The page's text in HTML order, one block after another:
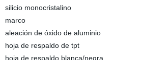
silicio monocristalino
marco
aleación de óxido de aluminio
hoja de respaldo de tpt
hoja de respaldo blanca/negra